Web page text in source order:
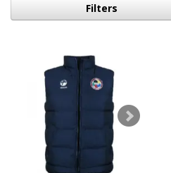
Filters